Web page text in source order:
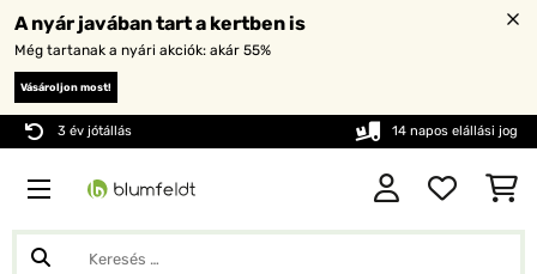
A nyár javában tart a kertben is
Még tartanak a nyári akciók: akár 55%
Vásároljon most!
3 év jótállás 14 napos elállási jog